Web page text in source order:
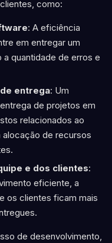
como:
: A eficiência
em entregar um
quantidade de erros e
entrega: Um
de projetos em
relacionados ao
de recursos
e dos clientes:
eficiente, a
os clientes ficam mais
de desenvolvimento,